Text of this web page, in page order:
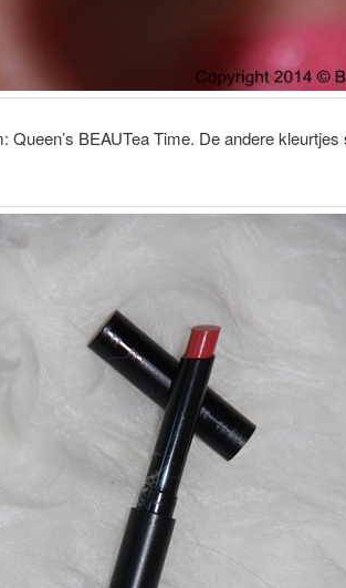
Queen’s BEAUTea Time. De andere